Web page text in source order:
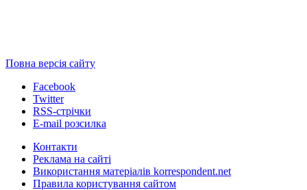
Повна версія сайту
Facebook
Twitter
RSS-стрічки
E-mail розсилка
Контакти
Реклама на сайті
Використання матеріалів korrespondent.net
Правила користування сайтом